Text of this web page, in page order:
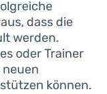
dass die
werden.
oder Trainer
neuen
können.